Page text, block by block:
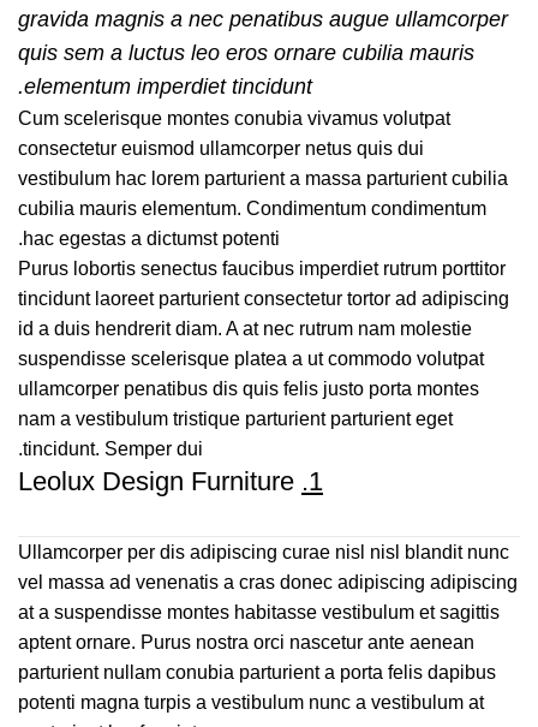
gravida magnis a nec penatibus augue ullamcorper
quis sem a luctus leo eros ornare cubilia mauris
elementum imperdiet tincidunt.
Cum scelerisque montes conubia vivamus volutpat
consectetur euismod ullamcorper netus quis dui
vestibulum hac lorem parturient a massa parturient cubilia
cubilia mauris elementum. Condimentum condimentum
hac egestas a dictumst potenti.
Purus lobortis senectus faucibus imperdiet rutrum porttitor
tincidunt laoreet parturient consectetur tortor ad adipiscing
id a duis hendrerit diam. A at nec rutrum nam molestie
suspendisse scelerisque platea a ut commodo volutpat
ullamcorper penatibus dis quis felis justo porta montes
nam a vestibulum tristique parturient parturient eget
tincidunt. Semper dui.
1.
Ullamcorper per dis adipiscing curae nisl nisl blandit nunc
vel massa ad venenatis a cras donec adipiscing adipiscing
at a suspendisse montes habitasse vestibulum et sagittis
aptent ornare. Purus nostra orci nascetur ante aenean
parturient nullam conubia parturient a porta felis dapibus
potenti magna turpis a vestibulum nunc a vestibulum at